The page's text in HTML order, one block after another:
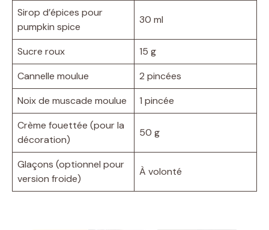
Sirop d’épices pour
pumpkin spice
30 ml
Sucre roux
15 g
Cannelle moulue
2 pincées
Noix de muscade moulue
1 pincée
Crème fouettée (pour la
décoration)
50 g
Glaçons (optionnel pour
version froide)
À volonté